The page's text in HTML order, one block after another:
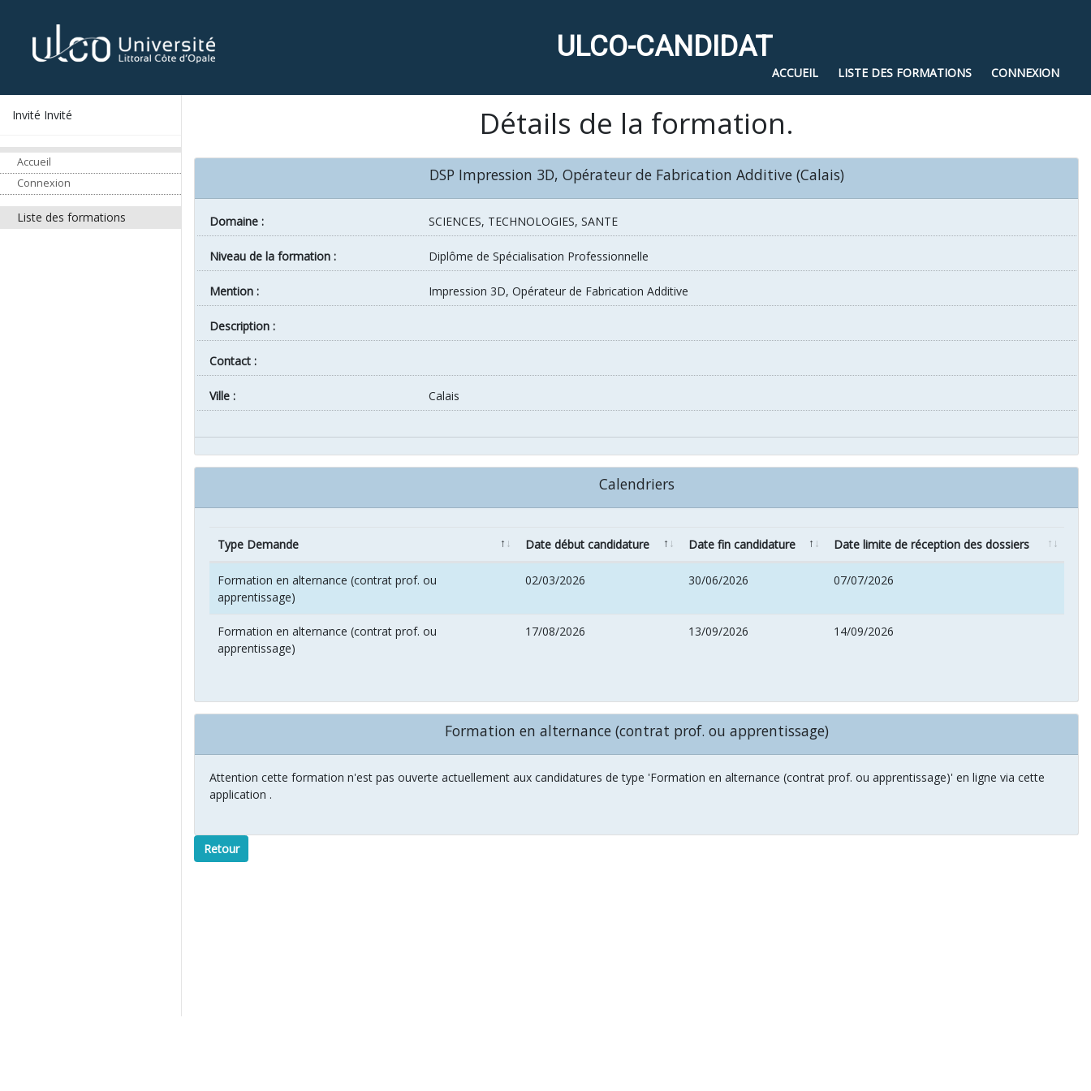
ULCO-CANDIDAT
Invité Invité
Accueil
Connexion
Liste des formations
ACCUEIL LISTE DES FORMATIONS CONNEXION
Détails de la formation.
DSP Impression 3D, Opérateur de Fabrication Additive (Calais)
Domaine : SCIENCES, TECHNOLOGIES, SANTE
Niveau de la formation : Diplôme de Spécialisation Professionnelle
Mention : Impression 3D, Opérateur de Fabrication Additive
Description :
Contact :
ville : Calais
Calendriers
Type Demande Date début candidature Date fin candidature Date limite de réception des dossiers
Formation en alternance (contrat prof. ou
apprentissage)
02/03/2026 30/06/2026 07/07/2026
Formation en alternance (contrat prof. ou
apprentissage)
17/08/2026 13/09/2026 14/09/2026
Formation en alternance (contrat prof. ou apprentissage)
Attention cette formation n'est pas ouverte actuellement aux candidatures de type 'Formation en alternance (contrat prof. ou apprentissage)' en ligne via cette
application .
Retour